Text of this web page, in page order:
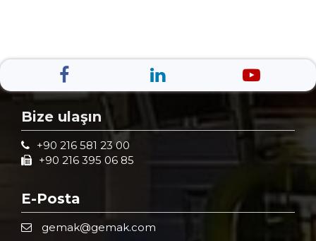
Bize ulaşın
+90 216 581 23 00
+90 216 395 06 85
E-Posta
gemak@gemak.com